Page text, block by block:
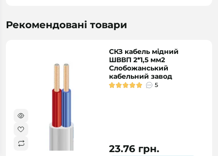
Рекомендовані товари
СКЗ кабель мідний
ШВВП 2*1,5 мм2
Слобожанський
кабельний завод
5
23.76 грн.